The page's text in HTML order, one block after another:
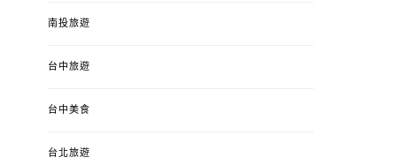
錯、認識華德福
南投旅遊
台中旅遊
台中美食
台北旅遊